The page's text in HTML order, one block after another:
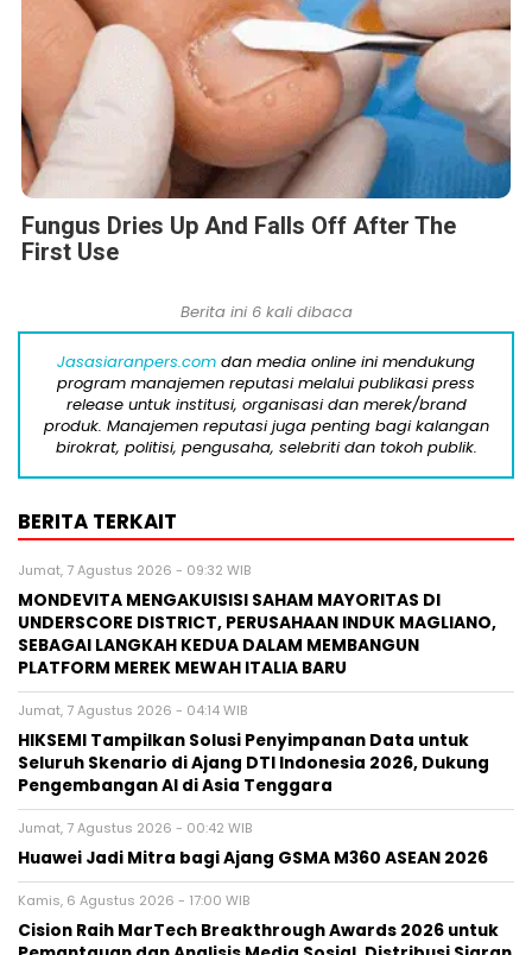
Fungus Dries Up And Falls Off After The
First Use
Berita ini 6 kali dibaca
Jasasiaranpers.com dan media online ini mendukung
program manajemen reputasi melalui publikasi press
release untuk institusi, organisasi dan merek/brand
produk. Manajemen reputasi juga penting bagi kalangan
birokrat, politisi, pengusaha, selebriti dan tokoh publik.
BERITA TERKAIT
Jumat, 7 Agustus 2026 - 09:32 WIB
MONDEVITA MENGAKUISISI SAHAM MAYORITAS DI
UNDERSCORE DISTRICT, PERUSAHAAN INDUK MAGLIANO,
SEBAGAI LANGKAH KEDUA DALAM MEMBANGUN
PLATFORM MEREK MEWAH ITALIA BARU
Jumat, 7 Agustus 2026 - 04:14 WIB
HIKSEMI Tampilkan Solusi Penyimpanan Data untuk
Seluruh Skenario di Ajang DTI Indonesia 2026, Dukung
Pengembangan AI di Asia Tenggara
Jumat, 7 Agustus 2026 - 00:42 WIB
Huawei Jadi Mitra bagi Ajang GSMA M360 ASEAN 2026
Kamis, 6 Agustus 2026 - 17:00 WIB
Cision Raih MarTech Breakthrough Awards 2026 untuk